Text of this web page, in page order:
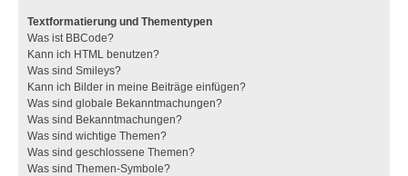
Textformatierung und Thementypen
Was ist BBCode?
Kann ich HTML benutzen?
Was sind Smileys?
Kann ich Bilder in meine Beiträge einfügen?
Was sind globale Bekanntmachungen?
Was sind Bekanntmachungen?
Was sind wichtige Themen?
Was sind geschlossene Themen?
Was sind Themen-Symbole?